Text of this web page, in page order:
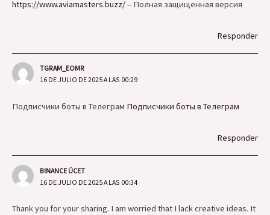
https://www.aviamasters.buzz/– Полная защищенная версия
Responder
TGRAM_EOMR
16 DE JULIO DE 2025 A LAS 00:29
Подписчики боты в Телеграм Подписчики боты в Телеграм
Responder
BINANCE ÚCET
16 DE JULIO DE 2025 A LAS 00:34
Thank you for your sharing. I am worried that I lack creative ideas. It